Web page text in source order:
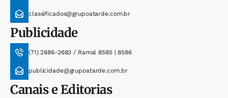
classificados@grupoatarde.com.br
Publicidade
(71) 2886-2683 / Ramal 8585 | 8586
publicidade@grupoatarde.com.br
Canais e Editorias